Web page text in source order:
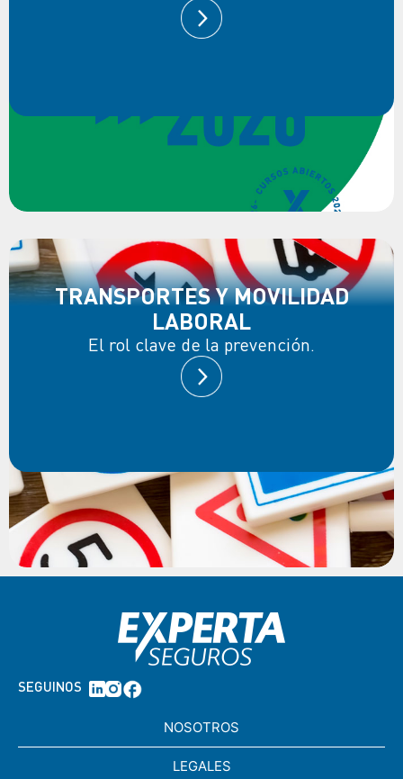
TRANSPORTES Y MOVILIDAD
LABORAL
El rol clave de la prevención.
SEGUINOS
NOSOTROS
LEGALES